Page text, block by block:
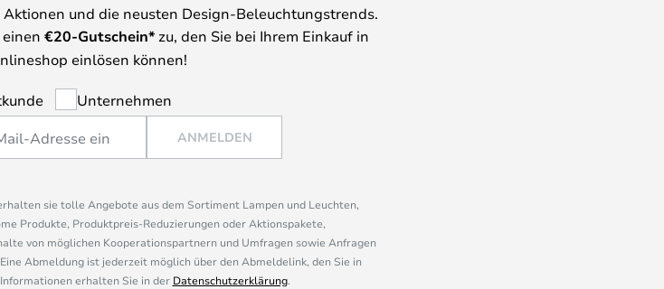
und die neusten Design-Beleuchtungstrends.
€20-Gutschein* zu, den Sie bei Ihrem Einkauf in
einlösen können!
Unternehmen
ANMELDEN
sie tolle Angebote aus dem Sortiment Lampen und Leuchten,
Produkte, Produktpreis-Reduzierungen oder Aktionspakete,
von möglichen Kooperationspartnern und Umfragen sowie Anfragen
Abmeldung ist jederzeit möglich über den Abmeldelink, den Sie in
erhalten Sie in der Datenschutzerklärung.